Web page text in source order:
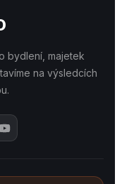
bydlení, majetek
na výsledcích